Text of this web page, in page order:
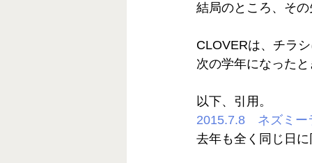
結局のところ、そ
CLOVERは、チラ
次の学年になった
以下、引用。
2015.7.8　ネズミ
去年も全く同じ日